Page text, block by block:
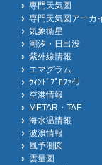
専門天気図
専門天気図アーカ
気象衛星
潮汐・日出没
紫外線情報
エマグラム
ｳｨﾝﾄﾞﾌﾟﾛﾌｧｲﾗ
空港情報
METAR・TAF
海水温情報
波浪情報
風予測図
雲量図